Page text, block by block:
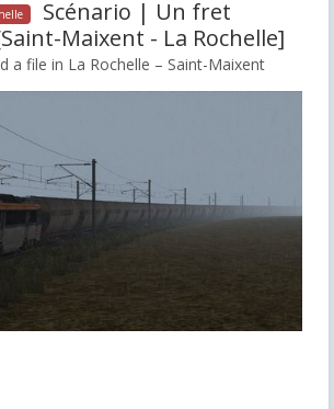
Scénario | Un fret
Maixent - La Rochelle]
a file in La Rochelle – Saint-Maixent